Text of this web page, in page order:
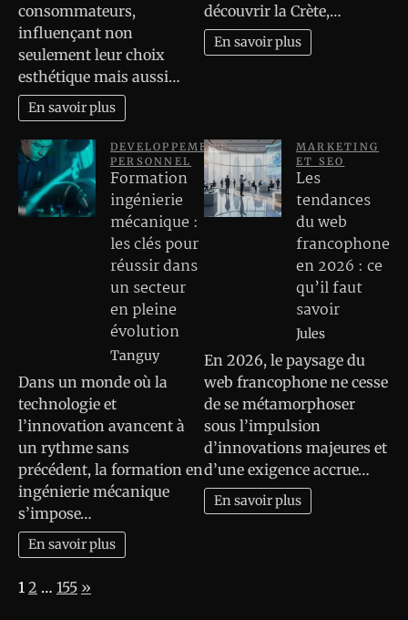
consommateurs,
influençant non
seulement leur choix
esthétique mais aussi…
En savoir plus
découvrir la Crète,…
En savoir plus
DEVELOPPEMENT
PERSONNEL
Formation
ingénierie
mécanique :
les clés pour
réussir dans
un secteur
en pleine
évolution
Tanguy
Dans un monde où la
technologie et
l’innovation avancent à
un rythme sans
précédent, la formation en
ingénierie mécanique
s’impose…
En savoir plus
MARKETING
ET SEO
Les
tendances
du web
francophone
en 2026 : ce
qu’il faut
savoir
Jules
En 2026, le paysage du
web francophone ne cesse
de se métamorphoser
sous l’impulsion
d’innovations majeures et
d’une exigence accrue…
En savoir plus
Page:
1 2 … 155 Next
»